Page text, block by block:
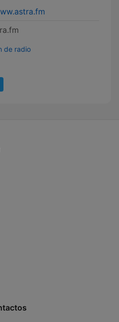
de radio